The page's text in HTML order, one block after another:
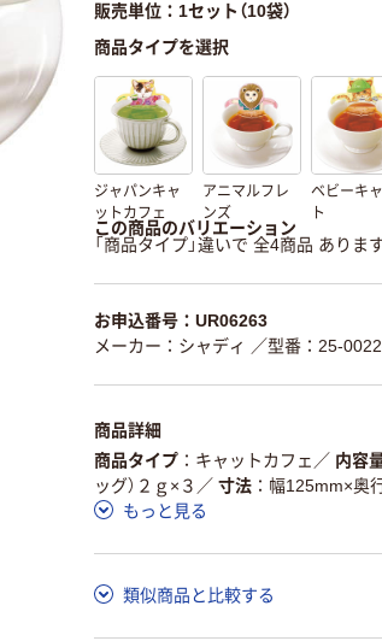
販売単位：1セット（10袋）
商品タイプを選択
ジャパンキャ
ットカフェ
アニマルフレ
ンズ
ベビーキ
ト
この商品のバリエーション
「商品タイプ」違いで 全4商品 あります
お申込番号：UR06263
メーカー：シャディ
／型番：25-
商品詳細
商品タイプ キャットカフェ ／ 内容
ッグ）２ｇ×３ ／ 寸法 幅125mm×奥
もっと見る
類似商品と比較する